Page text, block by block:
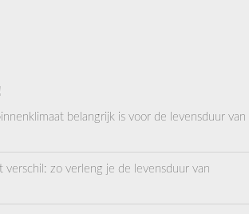
belangrijk is voor de levensduur van
verschil: zo verleng je de levensduur van